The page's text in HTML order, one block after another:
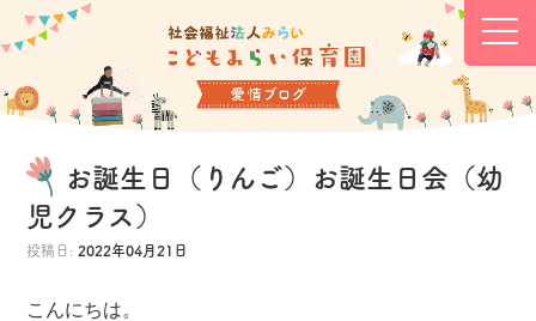
お誕生日（りんご）お誕生日会（幼
児クラス）
投稿日: 2022年04月21日
こんにちは。